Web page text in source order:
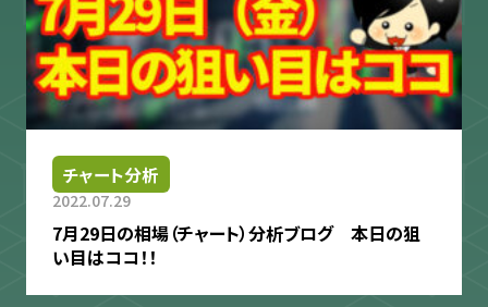
チャート分析
2022.07.29
7月29日の相場（チャート）分析ブログ 本日の狙
い目はココ！！